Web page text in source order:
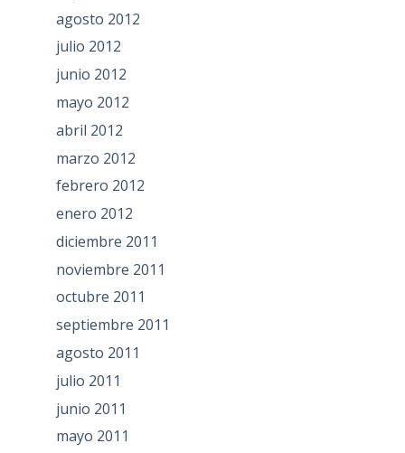
agosto 2012
julio 2012
junio 2012
mayo 2012
abril 2012
marzo 2012
febrero 2012
enero 2012
diciembre 2011
noviembre 2011
octubre 2011
septiembre 2011
agosto 2011
julio 2011
junio 2011
mayo 2011